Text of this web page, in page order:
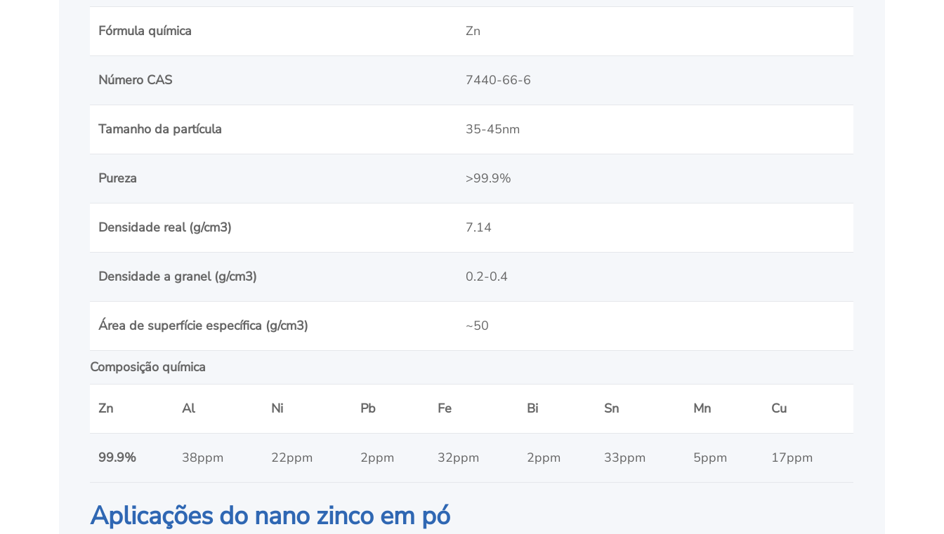
Fórmula química Zn
Número CAS 7440-66-6
Tamanho da partícula 35-45nm
Pureza >99.9%
Densidade real (g/cm3) 7.14
Densidade a granel (g/cm3) 0.2-0.4
Área de superfície específica (g/cm3) ~50
Composição química
Zn Al Ni Pb Fe Bi Sn Mn Cu
99.9% 38ppm 22ppm 2ppm 32ppm 2ppm 33ppm 5ppm 17ppm
Aplicações do nano zinco em pó